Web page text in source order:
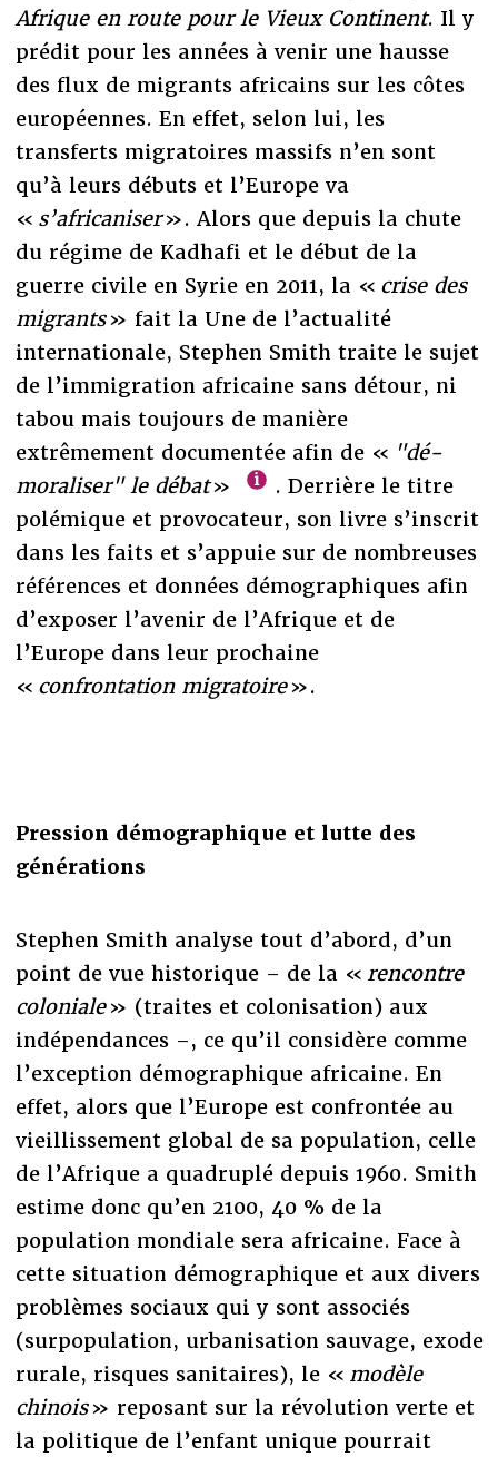
Afrique en route pour le Vieux Continent. Il y
prédit pour les années à venir une hausse
des flux de migrants africains sur les côtes
européennes. En effet, selon lui, les
transferts migratoires massifs n’en sont
qu’à leurs débuts et l’Europe va
« s’africaniser». Alors que depuis la chute
du régime de Kadhafi et le début de la
guerre civile en Syrie en 2011, la « crise des
migrants» fait la Une de l’actualité
internationale, Stephen Smith traite le sujet
de l’immigration africaine sans détour, ni
tabou mais toujours de manière
extrêmement documentée afin de « "dé-
moraliser" le débat»
. Derrière le titre
polémique et provocateur, son livre s’inscrit
dans les faits et s’appuie sur de nombreuses
références et données démographiques afin
d’exposer l’avenir de l’Afrique et de
l’Europe dans leur prochaine
« confrontation migratoire».
Pression démographique et lutte des
générations
Stephen Smith analyse tout d’abord, d’un
point de vue historique – de la « rencontre
coloniale» (traites et colonisation) aux
indépendances –, ce qu’il considère comme
l’exception démographique africaine. En
effet, alors que l’Europe est confrontée au
vieillissement global de sa population, celle
de l’Afrique a quadruplé depuis 1960. Smith
estime donc qu’en 2100, 40 % de la
population mondiale sera africaine. Face à
cette situation démographique et aux divers
problèmes sociaux qui y sont associés
(surpopulation, urbanisation sauvage, exode
rurale, risques sanitaires), le « modèle
chinois» reposant sur la révolution verte et
la politique de l’enfant unique pourrait